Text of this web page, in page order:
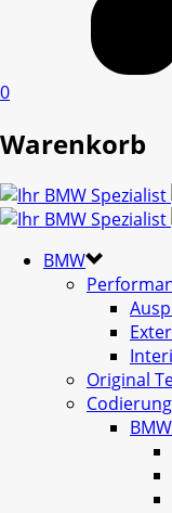
0
Warenkorb
BMW
Original
Codierung